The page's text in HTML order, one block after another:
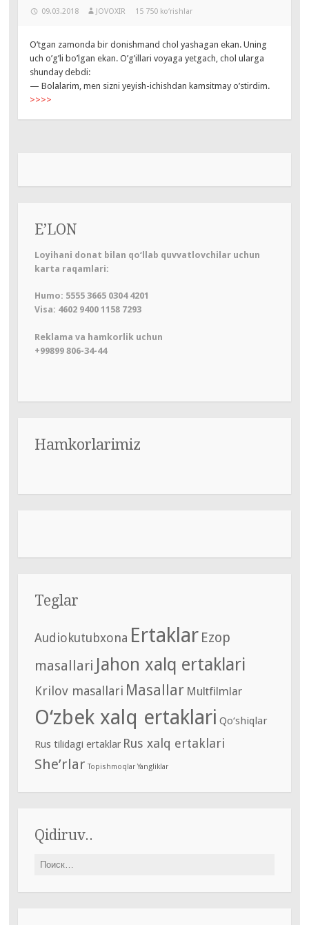
09.03.2018 JOVOXIR 15 750 ko‘rishlar
O’tgan zamonda bir donishmand chol yashagan ekan. Uning
uch o’g’li bo’lgan ekan. O’g’illari voyaga yetgach, chol ularga
shunday debdi:
— Bolalarim, men sizni yeyish-ichishdan kamsitmay o’stirdim.
>>>>
E’LON
Loyihani donat bilan qo‘llab quvvatlovchilar uchun
karta raqamlari:
Humo: 5555 3665 0304 4201
Visa: 4602 9400 1158 7293
Reklama va hamkorlik uchun
+99899 806-34-44
Hamkorlarimiz
Teglar
Audiokutubxona Ertaklar Ezop
masallari Jahon xalq ertaklari
Krilov masallari Masallar Multfilmlar
O‘zbek xalq ertaklari Qo‘shiqlar
Rus tilidagi ertaklar Rus xalq ertaklari
She’rlar Topishmoqlar Yangliklar
Qidiruv..
Найти: